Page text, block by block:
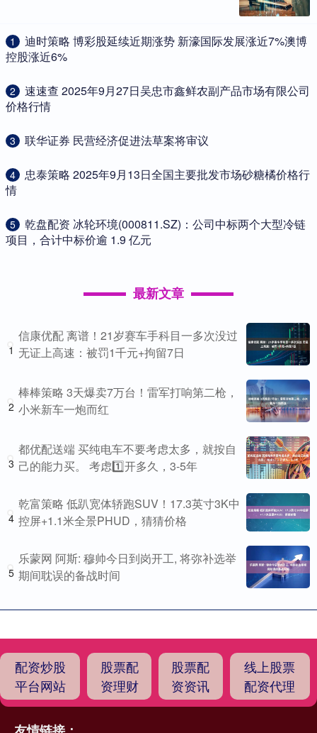
1
​迪时策略 博彩股延续近期涨势 新濠国际发展涨近7%澳博
控股涨近6%
2
​速速查 2025年9月27日吴忠市鑫鲜农副产品市场有限公司
价格行情
3 ​联华证券 民营经济促进法草案将审议
4
​忠泰策略 2025年9月13日全国主要批发市场砂糖橘价格行
情
5
​乾盘配资 冰轮环境(000811.SZ)：公司中标两个大型冷链
项目，合计中标价逾 1.9 亿元
最新文章
1
信康优配 离谱！21岁赛车手科目一多次没过
无证上高速：被罚1千元+拘留7日
2
棒棒策略 3天爆卖7万台！雷军打响第二枪，
小米新车一炮而红
3
都优配送端 买纯电车不要考虑太多，就按自
己的能力买。 考虑1️⃣开多久，3-5年
4
乾富策略 低趴宽体轿跑SUV！17.3英寸3K中
控屏+1.1米全景PHUD，猜猜价格
5
乐蒙网 阿斯: 穆帅今日到岗开工, 将弥补选举
期间耽误的备战时间
配资炒股
平台网站
股票配
资理财
股票配
资资讯
线上股票
配资代理